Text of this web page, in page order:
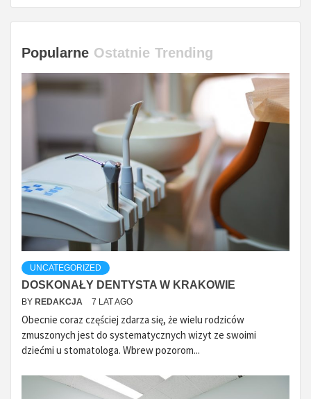
Popularne Ostatnie Trending
UNCATEGORIZED
DOSKONAŁY DENTYSTA W KRAKOWIE
BY REDAKCJA 7 LAT AGO
Obecnie coraz częściej zdarza się, że wielu rodziców
zmuszonych jest do systematycznych wizyt ze swoimi
dziećmi u stomatologa. Wbrew pozorom...